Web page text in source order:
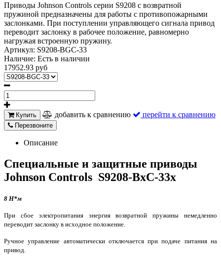
Приводы Johnson Controls серии S9208 с возвратной
пружиной предназначены для работы с противопожарными
заслонками. При поступлении управляющего сигнала привод
переводит заслонку в рабочее положение, равномерно
нагружая встроенную пружину.
Артикул: S9208-BGC-33
Наличие: Есть в наличии
17952.93 руб
Купить добавить к сравнению перейти к сравнению
Перезвоните
Описание
Специальные и защитные приводы
Johnson Controls S9208-BxC-33x
8 Н*м
При сбое электропитания энергия возвратной пружины немедленно
переводит заслонку в исходное положение.
Ручное управление автоматически отключается при подаче питания на
привод.